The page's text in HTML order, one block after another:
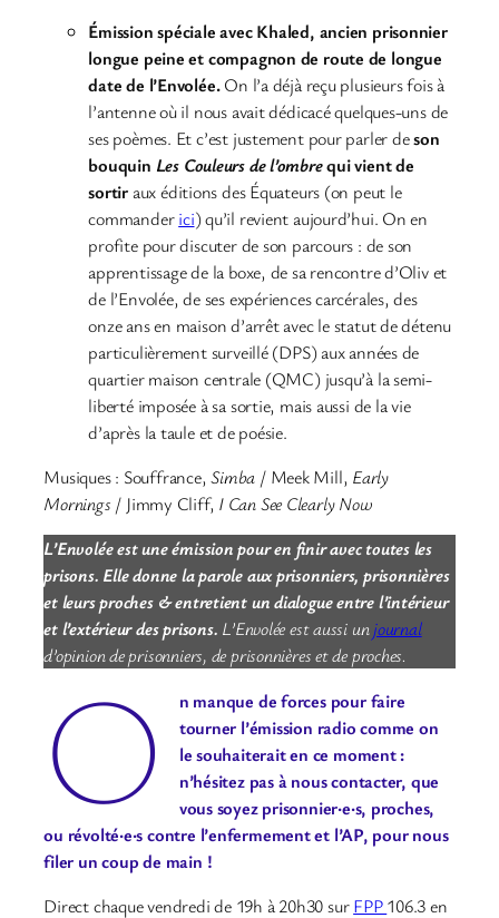
Émission spéciale avec Khaled, ancien prisonnier
longue peine et compagnon de route de longue
date de l’Envolée.On l’a déjà reçu plusieurs fois à
l’antenne où il nous avait dédicacé quelques-uns de
ses poèmes. Et c’est justement pour parler deson
bouquin Les Couleurs de l’ombrequi vient de
sortiraux éditions des Équateurs (on peut le
commanderici) qu’il revient aujourd’hui. On en
profite pour discuter de son parcours : de son
apprentissage de la boxe, de sa rencontre d’Oliv et
de l’Envolée, de ses expériences carcérales, des
onze ans en maison d’arrêt avec le statut de détenu
particulièrement surveillé (DPS) aux années de
quartier maison centrale (QMC) jusqu’à la semi-
liberté imposée à sa sortie, mais aussi de la vie
d’après la taule et de poésie.
Musiques : Souffrance,Simba / Meek Mill, Early
Mornings / Jimmy Cliff, I Can See Clearly Now
L’Envolée est une émission pour en finir avec toutes les
prisons. Elle donne la parole aux prisonniers, prisonnières
et leurs proches & entretient un dialogue entre l’intérieur
et l’extérieur des prisons. L’Envolée est aussi unjournal
d’opinion de prisonniers, de prisonnières et de proches.
O
n manque de forces pour faire
tourner l’émission radio comme on
le souhaiterait en ce moment :
n’hésitez pas à nous contacter, que
vous soyez prisonnier·e·s, proches,
ou révolté·e·s contre l’enfermement et l’AP, pour nous
filer un coup de main !
Direct chaque vendredi de 19h à 20h30 surFPP106.3 en